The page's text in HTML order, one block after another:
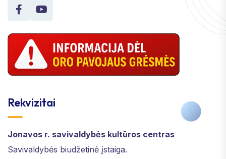
Rekvizitai
Jonavos r. savivaldybės kultūros centras
Savivaldybės biudžetinė įstaiga.